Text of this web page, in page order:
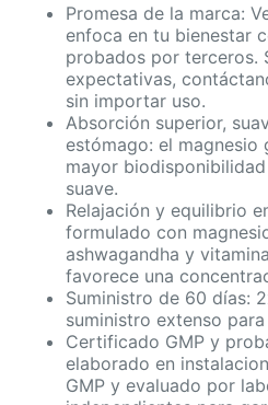
Promesa de la marca:
enfoca en tu bienestar
probados por terceros.
expectativas,
sin importar uso.
Absorción superior,
estómago: el
mayor
suave.
Relajación y equilibrio
formulado con
ashwagandha y
favorece una
Suministro de 60 días:
suministro extenso
Certificado GMP y
elaborado en
GMP y evaluado por